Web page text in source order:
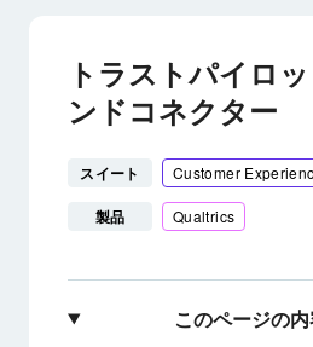
トラストパイロ
ンドコネクター
スイート Customer
製品 Qualtrics
このページの